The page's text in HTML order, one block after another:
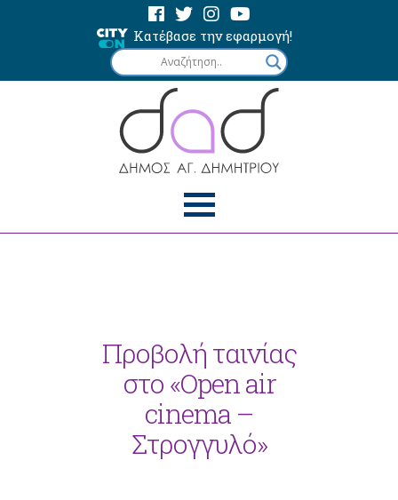
Κατέβασε την εφαρμογή!
Προβολή ταινίας
στο «Open air
cinema –
Στρογγυλό»